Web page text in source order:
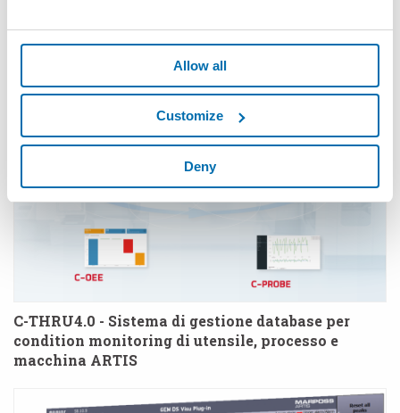
Allow all
Customize
Deny
portautensile
C-THRU4.0 - Sistema di gestione database per
condition monitoring di utensile, processo e
macchina ARTIS